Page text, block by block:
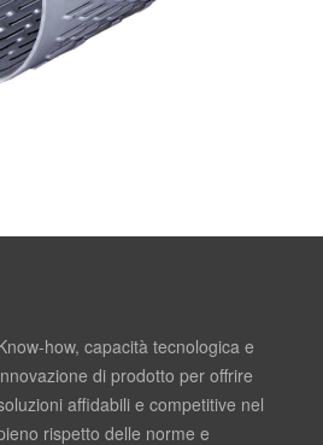
how, capacità tecnologica e
di prodotto per offrire
affidabili e competitive nel
rispetto delle norme e